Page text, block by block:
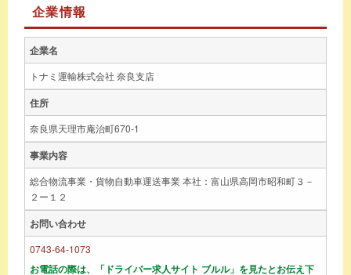
企業情報
企業名
トナミ運輸株式会社 奈良支店
住所
奈良県天理市庵治町670-1
事業内容
総合物流事業・貨物自動車運送事業 本社：富山県高岡市昭和町３－
２ー１２
お問い合わせ
0743-64-1073
お電話の際は、「ドライバー求人サイト ブルル」を見たとお伝え下